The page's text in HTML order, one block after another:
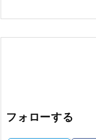
フォローする